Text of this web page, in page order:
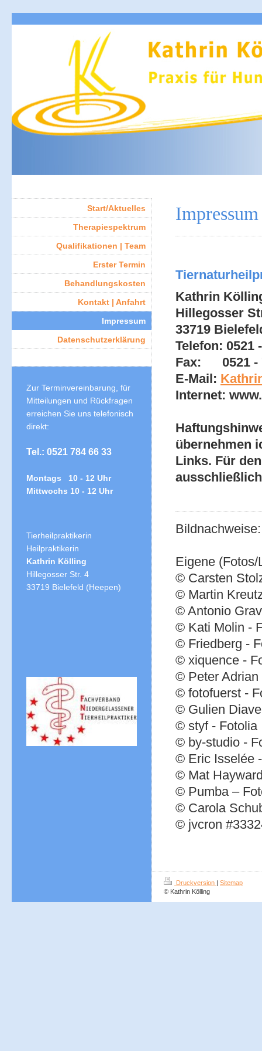
Impressum
Kathrin
Hillegosser
33719
Telefon: 0521
Fax: 0521 -
E-Mail:
Internet:
übernehmen
Links. Für
Bildnachweise:
Eigene (Fotos/
© Carsten
© Martin
© Antonio
© Kati Molin -
© Friedberg -
© xiquence -
© Peter Adrian
© fotofuerst -
© Gulien
© styf - Fotolia
© by-studio -
© Eric Isselée
© Mat
© Pumba –
© Carola
© jvcron
Start/Aktuelles
Therapiespektrum
Qualifikationen | Team
Erster Termin
Behandlungskosten
Kontakt | Anfahrt
Impressum
Datenschutzerklärung
Zur Terminvereinbarung, für
Mitteilungen und Rückfragen
erreichen Sie uns telefonisch
direkt:
Tel.: 0521 784 66 33
Montags 10 - 12 Uhr
Mittwochs 10 - 12 Uhr
Tierheilpraktikerin
Heilpraktikerin
Kathrin Kölling
Hillegosser Str. 4
33719 Bielefeld (Heepen)
Druckversion | Sitemap
© Kathrin Kölling